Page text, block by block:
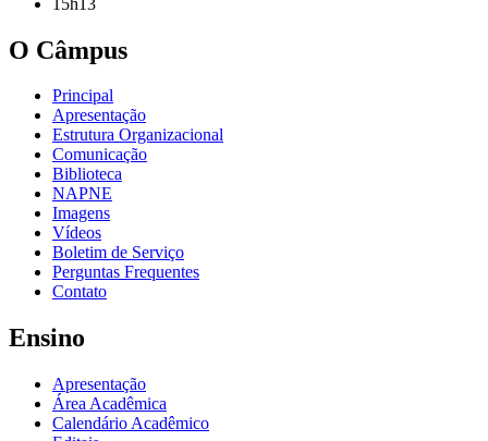
O Câmpus
Principal
Apresentação
Estrutura Organizacional
Comunicação
Biblioteca
NAPNE
Imagens
Vídeos
Boletim de Serviço
Perguntas Frequentes
Contato
Ensino
Apresentação
Área Acadêmica
Calendário Acadêmico